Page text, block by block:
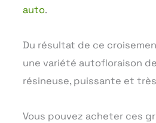
auto.
Du résultat de ce
une variété autofloraison
résineuse, puissante et
Vous pouvez acheter ces